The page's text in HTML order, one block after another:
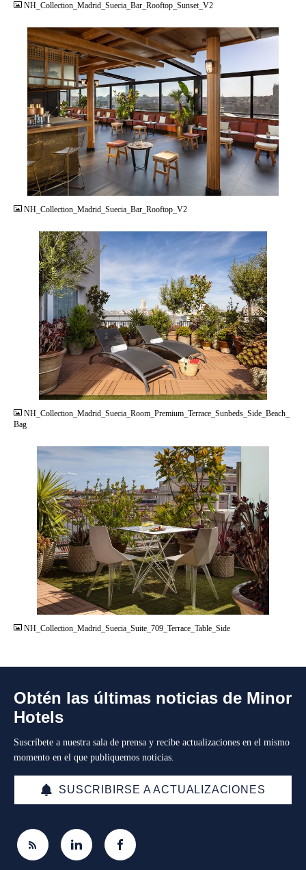
NH_Collection_Madrid_Suecia_Bar_Rooftop_Sunset_V2
JPG
NH_Collection_Madrid_Suecia_Bar_Rooftop_V2
NH_Collection_Madrid_Suecia_Room_Premium_Terrace_Sunbeds_Side_Beach_
Bag
NH_Collection_Madrid_Suecia_Suite_709_Terrace_Table_Side
Obtén las últimas noticias de Minor
Hotels
Suscríbete a nuestra sala de prensa y recibe actualizaciones en el mismo
momento en el que publiquemos noticias.
SUSCRIBIRSE A ACTUALIZACIONES